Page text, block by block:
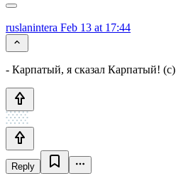
ruslanintera Feb 13 at 17:44
- Карпатый, я сказал Карпатый! (с)
Reply